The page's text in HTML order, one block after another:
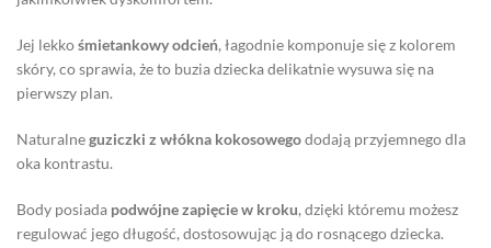
Jej lekkośmietankowy odcień, łagodnie komponuje się z kolorem
skóry, co sprawia, że to buzia dziecka delikatnie wysuwa się na
pierwszy plan.
Naturalneguziczki z włókna kokosowegododają przyjemnego dla
oka kontrastu.
Body posiada podwójne zapięcie w kroku, dzięki któremu możesz
regulować jego długość, dostosowując ją do rosnącego dziecka.